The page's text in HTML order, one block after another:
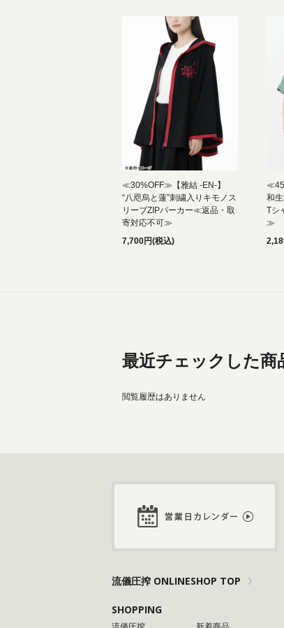
≪30%OFF≫【雅結 -EN-】
“八咫烏と蓮”刺繍入りキモノス
リーブZIPパーカー≪返品・取
寄対応不可≫
7,700円(税込)
和
Tシ
≫
最近チェックした商
閲覧履歴はありません
流儀圧搾 ONLINESHOP TOP
SHOPPING